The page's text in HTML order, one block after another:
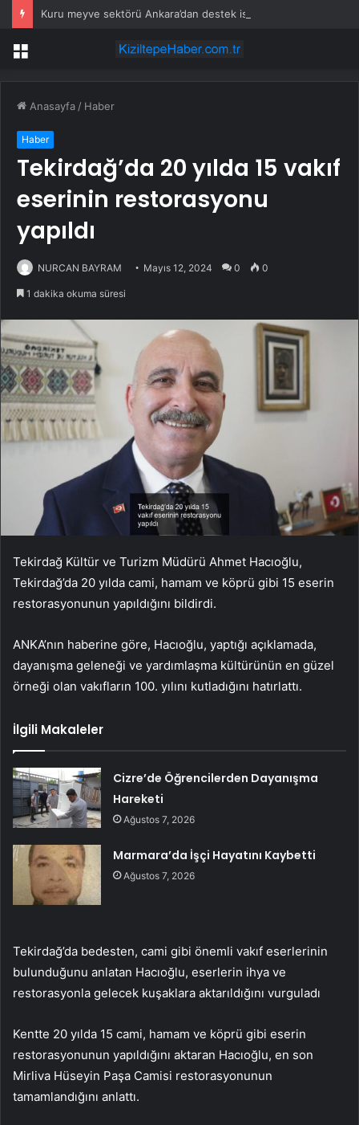
Kuru meyve sektörü Ankara’dan destek istedi
Menü
Anasayfa / Haber
Haber
Tekirdağ’da 20 yılda 15 vakıf
eserinin restorasyonu
yapıldı
NURCAN BAYRAM Mayıs 12, 2024 0 0
1 dakika okuma süresi
Tekirdağ Kültür ve Turizm Müdürü Ahmet Hacıoğlu,
Tekirdağ’da 20 yılda cami, hamam ve köprü gibi 15 eserin
restorasyonunun yapıldığını bildirdi.
ANKA’nın haberine göre, Hacıoğlu, yaptığı açıklamada,
dayanışma geleneği ve yardımlaşma kültürünün en güzel
örneği olan vakıfların 100. yılını kutladığını hatırlattı.
İlgili Makaleler
Cizre’de Öğrencilerden Dayanışma
Hareketi
Ağustos 7, 2026
Marmara’da İşçi Hayatını Kaybetti
Ağustos 7, 2026
Tekirdağ’da bedesten, cami gibi önemli vakıf eserlerinin
bulunduğunu anlatan Hacıoğlu, eserlerin ihya ve
restorasyonla gelecek kuşaklara aktarıldığını vurguladı
Kentte 20 yılda 15 cami, hamam ve köprü gibi eserin
restorasyonunun yapıldığını aktaran Hacıoğlu, en son
Mirliva Hüseyin Paşa Camisi restorasyonunun
tamamlandığını anlattı.